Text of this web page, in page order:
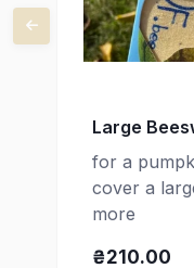
Large
for a
cover a
more
₴210.00